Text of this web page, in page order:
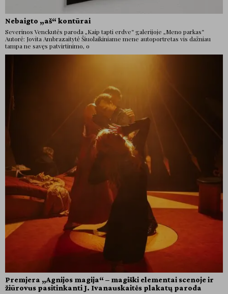
Nebaigto „aš“ kontūrai
Severinos Venckutės paroda „Kaip tapti erdve“ galerijoje „Meno parkas“
Autorė: Jovita Ambrazaitytė Šiuolaikiniame mene autoportretas vis dažniau
tampa ne savęs patvirtinimo, o
Premjera „Agnijos magija“ – magiški elementai scenoje ir
žiūrovus pasitinkanti J. Ivanauskaitės plakatų paroda